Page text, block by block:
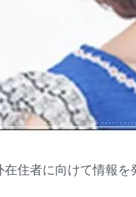
住者に向けて情報を